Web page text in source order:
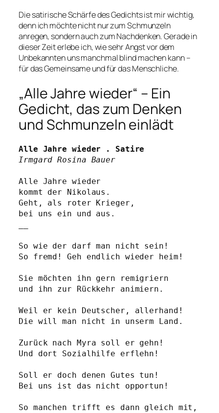
Die satirische Schärfe des Gedichts ist mir wichtig,
denn ich möchte nicht nur zum Schmunzeln
anregen, sondern auch zum Nachdenken. Gerade in
dieser Zeit erlebe ich, wie sehr Angst vor dem
Unbekannten uns manchmal blind machen kann –
für das Gemeinsame und für das Menschliche.
„Alle Jahre wieder“ – Ein
Gedicht, das zum Denken
und Schmunzeln einlädt
Alle Jahre wieder . Satire
Irmgard Rosina Bauer
Alle Jahre wieder
kommt der Nikolaus.
Geht, als roter Krieger,
bei uns ein und aus.
So wie der darf man nicht sein!
So fremd! Geh endlich wieder heim!
Sie möchten ihn gern remigriern
und ihn zur Rückkehr animiern.
Weil er kein Deutscher, allerhand!
Die will man nicht in unserm Land.
Zurück nach Myra soll er gehn!
Und dort Sozialhilfe erflehn!
Soll er doch denen Gutes tun!
Bei uns ist das nicht opportun!
So manchen trifft es dann gleich mit,